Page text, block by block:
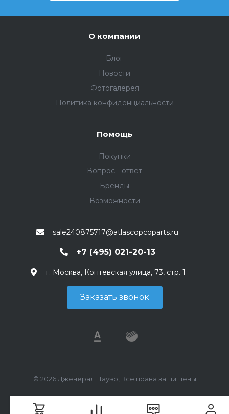
О компании
Блог
Новости
Фотогалерея
Политика конфиденциальности
Помощь
Покупки
Вопрос - ответ
Бренды
Возможности
sale240875717@atlascopcoparts.ru
+7 (495) 021-20-13
г. Москва, Коптевская улица, 73, стр. 1
Заказать звонок
© 2026 Дженерал Пауэр, Все права защищены